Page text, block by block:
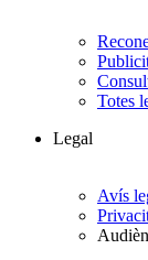
Totes
Legal
Avís